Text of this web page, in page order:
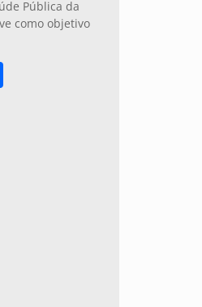
Pública da
como objetivo